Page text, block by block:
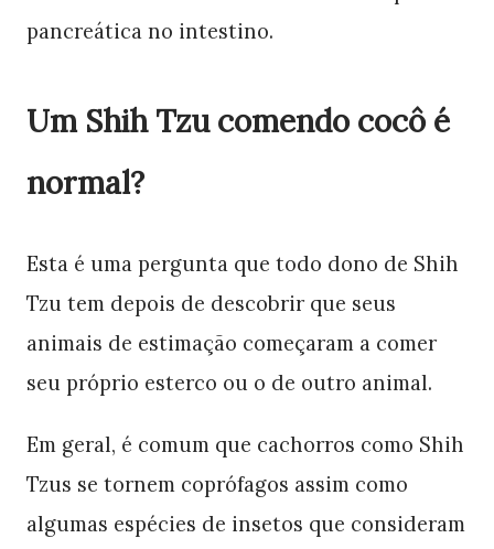
pancreática no intestino.
Um Shih Tzu comendo cocô é
normal?
Esta é uma pergunta que todo dono de Shih
Tzu tem depois de descobrir que seus
animais de estimação começaram a comer
seu próprio esterco ou o de outro animal.
Em geral, é comum que cachorros como Shih
Tzus se tornem coprófagos assim como
algumas espécies de insetos que consideram